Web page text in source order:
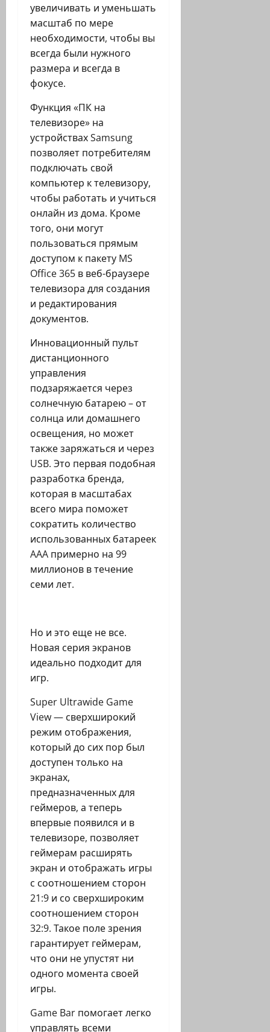
увеличивать и уменьшать
масштаб по мере
необходимости, чтобы вы
всегда были нужного
размера и всегда в
фокусе.
Функция «ПК на
телевизоре» на
устройствах Samsung
позволяет потребителям
подключать свой
компьютер к телевизору,
чтобы работать и учиться
онлайн из дома. Кроме
того, они могут
пользоваться прямым
доступом к пакету MS
Office 365 в веб-браузере
телевизора для создания
и редактирования
документов.
Инновационный пульт
дистанционного
управления
подзаряжается через
солнечную батарею – от
солнца или домашнего
освещения, но может
также заряжаться и через
USB. Это первая подобная
разработка бренда,
которая в масштабах
всего мира поможет
сократить количество
использованных батареек
AAA примерно на 99
миллионов в течение
семи лет.
Но и это еще не все.
Новая серия экранов
идеально подходит для
игр.
Super Ultrawide Game
View — сверхширокий
режим отображения,
который до сих пор был
доступен только на
экранах,
предназначенных для
геймеров, а теперь
впервые появился и в
телевизоре, позволяет
геймерам расширять
экран и отображать игры
с соотношением сторон
21:9 и со сверхшироким
соотношением сторон
32:9. Такое поле зрения
гарантирует геймерам,
что они не упустят ни
одного момента своей
игры.
Game Bar помогает легко
управлять всеми